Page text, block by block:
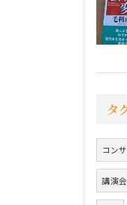
タ
コン
講演会